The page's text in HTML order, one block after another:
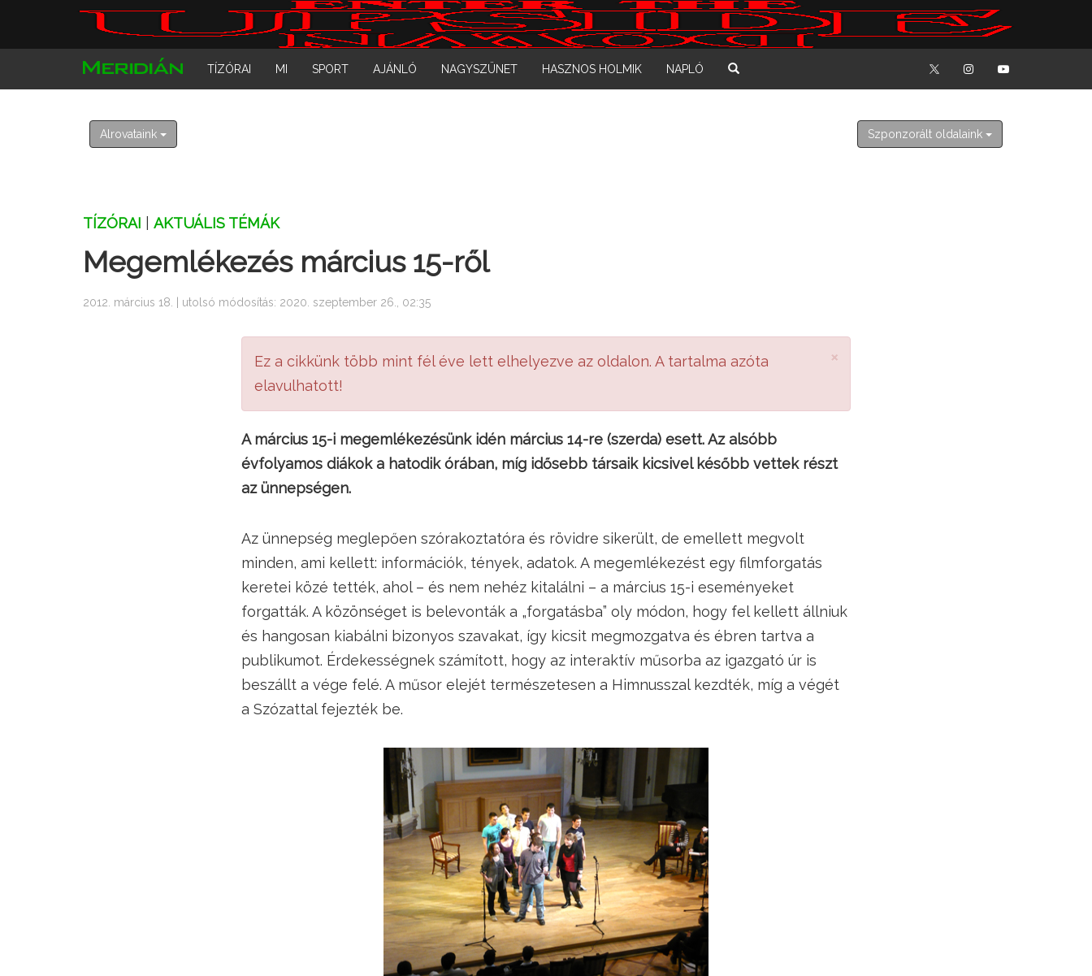
2026. augusztus 7. péntek
Ibolya
TÍZÓRAI MI SPORT AJÁNLÓ NAGYSZÜNET HASZNOS HOLMIK NAPLÓ
Alrovataink Szponzorált oldalaink
TÍZÓRAI AKTUÁLIS TÉMÁK
Megemlékezés március 15-ről
2012. március 18. | utolsó módosítás: 2020. szeptember 26., 02:35
×
Ez a cikkünk több mint fél éve lett elhelyezve az oldalon. A tartalma azóta
elavulhatott!
A március 15-i megemlékezésünk idén március 14-re (szerda) esett. Az alsóbb
évfolyamos diákok a hatodik órában, míg idősebb társaik kicsivel később vettek részt
az ünnepségen.
Az ünnepség meglepően szórakoztatóra és rövidre sikerült, de emellett megvolt
minden, ami kellett: információk, tények, adatok. A megemlékezést egy filmforgatás
keretei közé tették, ahol – és nem nehéz kitalálni – a március 15-i eseményeket
forgatták. A közönséget is belevonták a „forgatásba” oly módon, hogy fel kellett állniuk
és hangosan kiabálni bizonyos szavakat, így kicsit megmozgatva és ébren tartva a
publikumot. Érdekességnek számított, hogy az interaktív műsorba az igazgató úr is
beszállt a vége felé. A műsor elejét természetesen a Himnusszal kezdték, míg a végét
a Szózattal fejezték be.